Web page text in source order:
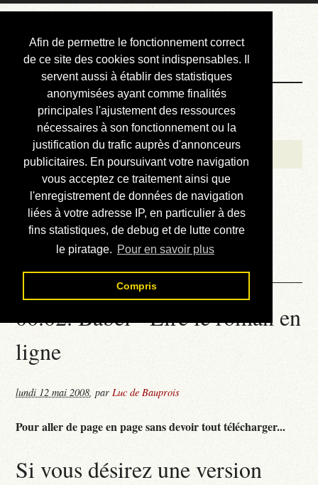
Afin de permettre le fonctionnement correct
de ce site des cookies sont indispensables. Il
servent aussi à établir des statistiques
anonymisées ayant comme finalités
principales l'ajustement des ressources
nécessaires à son fonctionnement ou la
justification du trafic auprès d'annonceurs
publicitaires. En poursuivant votre navigation
vous acceptez ce traitement ainsi que
l'enregistrement de données de navigation
liées à votre adresse IP, en particulier à des
fins statistiques, de debug et de lutte contre
le piratage. Pour en savoir plus
Compris
Courbis, « LE »
Blog Officiel
Bienvenue
Réalisations
Divers (et d’été)
Annonces
Liens externes
Téléchargement
Contact
00.02. Babel - Lire le roman en
ligne
lundi 12 mai 2008,parLuc de Bauprois
Pour aller de page en page sans devoir tout télécharger...
Si vous désirez une version